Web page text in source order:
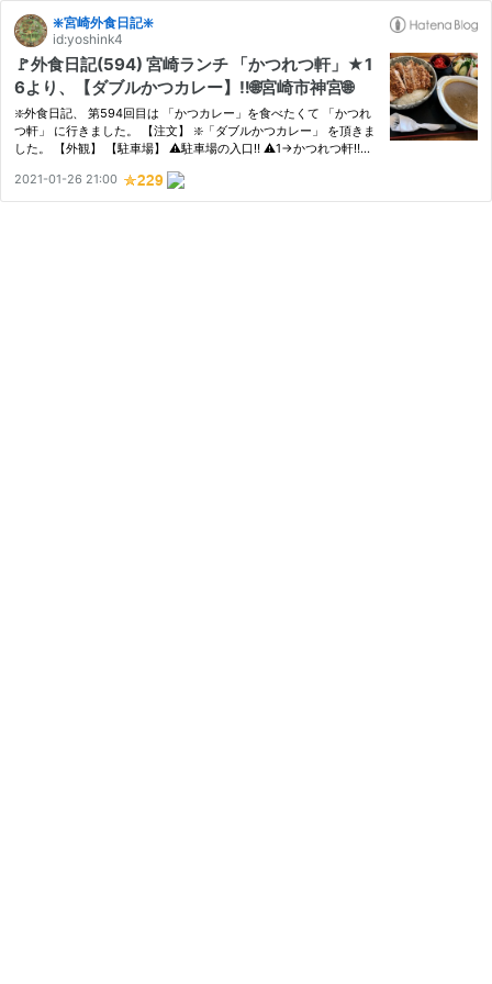
❇️宮崎外食日記❇️
id:yoshink4
🚩外食日記(594) 宮崎ランチ 「かつれつ軒」★1
6より、【ダブルかつカレー】‼️🌐宮崎市神宮🌐
❇️外食日記、 第594回目は 「かつカレー」を食べたくて 「かつれ
つ軒」 に行きました。 【注文】 ❇️「ダブルかつカレー」 を頂きま
した。 【外観】 【駐車場】 ⚠️駐車場の入口‼️ ⚠️1→かつれつ軒‼️
ルかつカレー❇️ ⚠️ライス2倍‼️ ⚠️ロースかつ2枚‼️ 【お…
2021-01-26 21:00